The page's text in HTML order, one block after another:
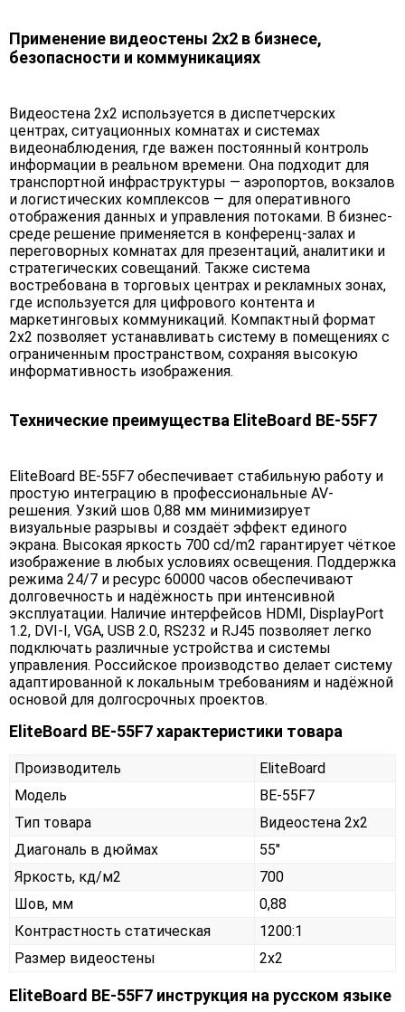
Применение видеостены 2х2 в бизнесе,
безопасности и коммуникациях
Видеостена 2х2 используется в диспетчерских
центрах, ситуационных комнатах и системах
видеонаблюдения, где важен постоянный контроль
информации в реальном времени. Она подходит для
транспортной инфраструктуры — аэропортов, вокзалов
и логистических комплексов — для оперативного
отображения данных и управления потоками. В бизнес-
среде решение применяется в конференц-залах и
переговорных комнатах для презентаций, аналитики и
стратегических совещаний. Также система
востребована в торговых центрах и рекламных зонах,
где используется для цифрового контента и
маркетинговых коммуникаций. Компактный формат
2х2 позволяет устанавливать систему в помещениях с
ограниченным пространством, сохраняя высокую
информативность изображения.
Технические преимущества EliteBoard BE-55F7
EliteBoard BE-55F7 обеспечивает стабильную работу и
простую интеграцию в профессиональные AV-
решения. Узкий шов 0,88 мм минимизирует
визуальные разрывы и создаёт эффект единого
экрана. Высокая яркость 700 cd/m2 гарантирует чёткое
изображение в любых условиях освещения. Поддержка
режима 24/7 и ресурс 60000 часов обеспечивают
долговечность и надёжность при интенсивной
эксплуатации. Наличие интерфейсов HDMI, DisplayPort
1.2, DVI-I, VGA, USB 2.0, RS232 и RJ45 позволяет легко
подключать различные устройства и системы
управления. Российское производство делает систему
адаптированной к локальным требованиям и надёжной
основой для долгосрочных проектов.
EliteBoard BE-55F7 характеристики товара
Производитель
EliteBoard
Модель
BE-55F7
Тип товара
Видеостена 2х2
Диагональ в дюймах
55"
Яркость, кд/м2
700
Шов, мм
0,88
Контрастность статическая
1200:1
Размер видеостены
2x2
EliteBoard BE-55F7 инструкция на русском языке